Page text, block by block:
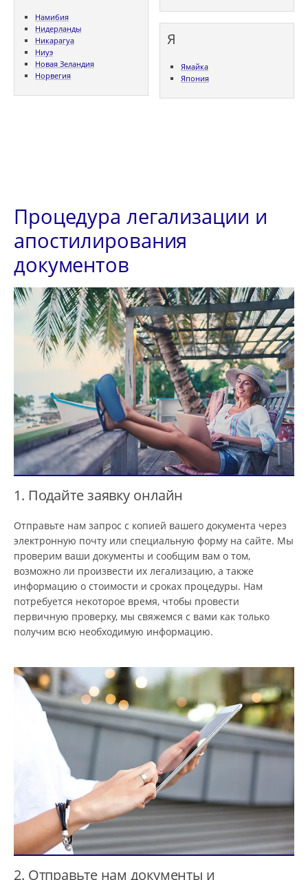
Намибия
Нидерланды
Никарагуа
Ниуэ
Новая Зеландия
Норвегия
Я
Ямайка
Япония
Процедура легализации и
апостилирования
документов
1. Подайте заявку онлайн
Отправьте нам запрос с копией вашего документа через
электронную почту или специальную форму на сайте. Мы
проверим ваши документы и сообщим вам о том,
возможно ли произвести их легализацию, а также
информацию о стоимости и сроках процедуры. Нам
потребуется некоторое время, чтобы провести
первичную проверку, мы свяжемся с вами как только
получим всю необходимую информацию.
2. Отправьте нам документы и